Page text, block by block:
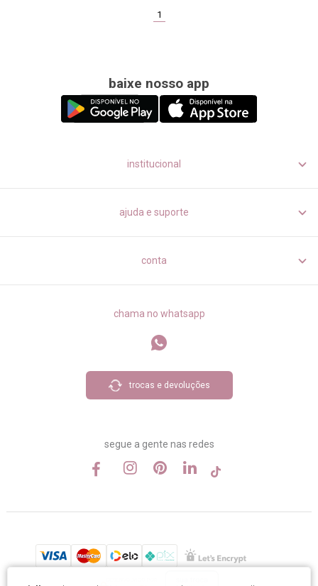
1
baixe nosso app
institucional
ajuda e suporte
conta
chama no whatsapp
trocas e devoluções
segue a gente nas redes